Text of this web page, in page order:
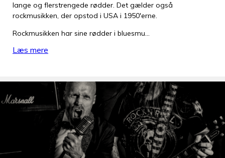
lange og flerstrengede rødder. Det gælder også
rockmusikken, der opstod i USA i 1950'erne.
Rockmusikken har sine rødder i bluesmu…
Læs mere